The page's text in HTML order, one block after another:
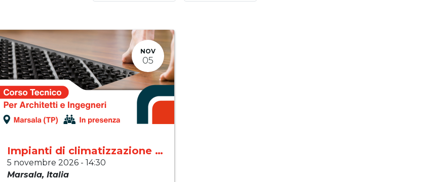
NOV
05
Impianti di climatizzazione moderni
5 novembre 2026 - 14:30
Marsala, Italia